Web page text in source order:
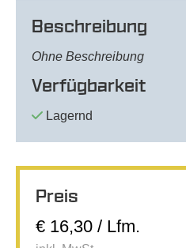
Beschreibung
Ohne Beschreibung
Verfügbarkeit
Lagernd
Preis
€ 16,30 / Lfm.